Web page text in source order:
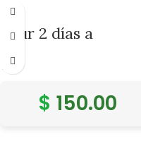
Tour 2 días a
Machupicchu by Car
Tour
$ 150.00